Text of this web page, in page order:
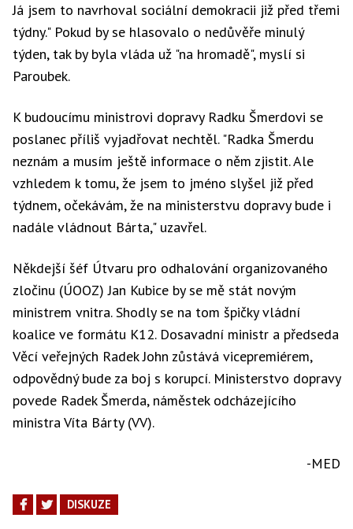
Já jsem to navrhoval sociální demokracii již před třemi
týdny." Pokud by se hlasovalo o nedůvěře minulý
týden, tak by byla vláda už "na hromadě", myslí si
Paroubek.
K budoucímu ministrovi dopravy Radku Šmerdovi se
poslanec příliš vyjadřovat nechtěl. "Radka Šmerdu
neznám a musím ještě informace o něm zjistit. Ale
vzhledem k tomu, že jsem to jméno slyšel již před
týdnem, očekávám, že na ministerstvu dopravy bude i
nadále vládnout Bárta," uzavřel.
Někdejší šéf Útvaru pro odhalování organizovaného
zločinu (ÚOOZ) Jan Kubice by se mě stát novým
ministrem vnitra. Shodly se na tom špičky vládní
koalice ve formátu K12. Dosavadní ministr a předseda
Věcí veřejných Radek John zůstává vicepremiérem,
odpovědný bude za boj s korupcí. Ministerstvo dopravy
povede Radek Šmerda, náměstek odcházejícího
ministra Víta Bárty (VV).
-MED
DISKUZE